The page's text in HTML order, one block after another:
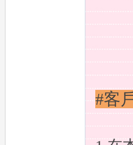
#客